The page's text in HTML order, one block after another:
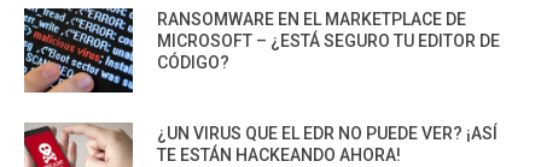
RANSOMWARE EN EL MARKETPLACE DE
MICROSOFT – ¿ESTÁ SEGURO TU EDITOR DE
CÓDIGO?
¿UN VIRUS QUE EL EDR NO PUEDE VER? ¡ASÍ
TE ESTÁN HACKEANDO AHORA!